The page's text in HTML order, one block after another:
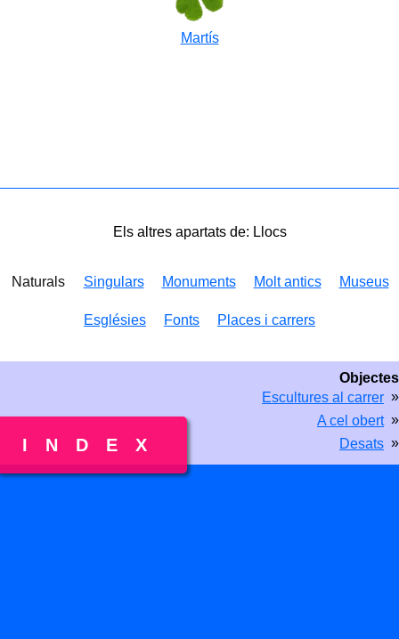
Martís
Els altres apartats de: Llocs
Naturals Singulars Monuments Molt antics Museus
Esglésies Fonts Places i carrers
Objectes
Escultures al carrer »
A cel obert »
Desats »
INDEX